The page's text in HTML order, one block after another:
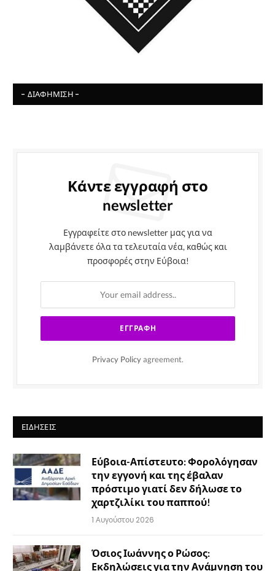
- ΔΙΑΦΉΜΙΣΗ -
Κάντε εγγραφή στο
newsletter
Εγγραφείτε στο newsletter μας για να
λαμβάνετε όλα τα τελευταία νέα, καθώς και
προσφορές στην Εύβοια!
Privacy Policy agreement.
ΕΙΔΉΣΕΙΣ
Εύβοια-Απίστευτο: Φορολόγησαν
την εγγονή και της έβαλαν
πρόστιμο γιατί δεν δήλωσε το
χαρτζιλίκι του παππού!
1 Αυγούστου 2026
Όσιος Ιωάννης ο Ρώσος:
Εκδηλώσεις για την Ανάμνηση του